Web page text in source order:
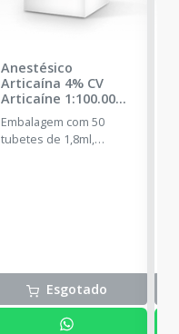
Anestésico
Articaína 4% CV
Articaíne 1:100.000-
DFL
Embalagem com 50
tubetes de 1,8ml,
Esgotado